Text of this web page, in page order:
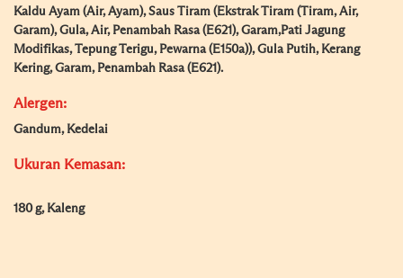
Kaldu Ayam (Air, Ayam), Saus Tiram (Ekstrak Tiram (Tiram, Air,
Garam), Gula, Air, Penambah Rasa (E621), Garam,Pati Jagung
Modifikas, Tepung Terigu, Pewarna (E150a)), Gula Putih, Kerang
Kering, Garam, Penambah Rasa (E621).
Alergen:
Gandum, Kedelai
Ukuran Kemasan:
180 g, Kaleng